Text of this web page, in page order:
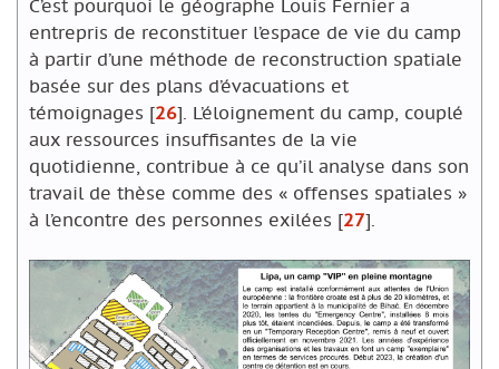
C’est pourquoi le géographe Louis Fernier a
entrepris de reconstituer l’espace de vie du camp
à partir d’une méthode de reconstruction spatiale
basée sur des plans d’évacuations et
témoignages [26]. L’éloignement du camp, couplé
aux ressources insuffisantes de la vie
quotidienne, contribue à ce qu’il analyse dans son
travail de thèse comme des « offenses spatiales »
à l’encontre des personnes exilées [27].